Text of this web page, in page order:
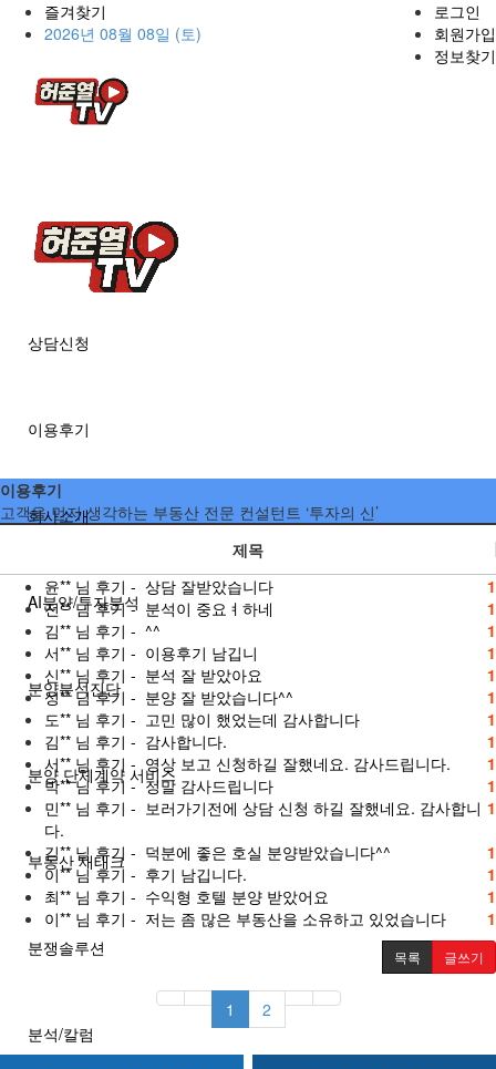
즐겨찾기
2026년 08월 08일 (토)
로그인
회원가입
정보찾기
상담신청
이용후기
회사소개
AI분양/투자분석
분양분석진단
분양 단체계약 서비스
부동산 재태크
분쟁솔루션
분석/칼럼
이용후기
고객을 먼저 생각하는 부동산 전문 컨설턴트 ‘투자의 신’
제목
1
윤** 님 후기 - 상담 잘받았습니다
1
전**님 후기 - 분석이 중요ㅕ하네
1
김** 님 후기 - ^^
1
서** 님 후기 - 이용후기 남깁니
1
신** 님 후기 - 분석 잘 받았아요
1
성**님 후기 - 분양 잘 받았습니다^^
1
도** 님 후기 - 고민 많이 했었는데 감사합니다
1
김** 님 후기 - 감사합니다.
1
서**님 후기 - 영상 보고 신청하길 잘했네요. 감사드립니다.
1
박**님 후기 - 정말 감사드립니다
1
민** 님 후기 - 보러가기전에 상담 신청 하길 잘했네요. 감사합니
다.
1
김**님 후기 - 덕분에 좋은 호실 분양받았습니다^^
1
이**님 후기 - 후기 남깁니다.
1
최** 님 후기 - 수익형 호텔 분양 받았어요
1
이** 님 후기 - 저는 좀 많은 부동산을 소유하고 있었습니다
목록 글쓰기
1 2